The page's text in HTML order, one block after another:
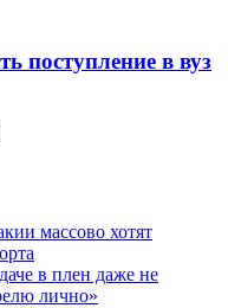
поступление в вуз
массово хотят
в плен даже не
лично»